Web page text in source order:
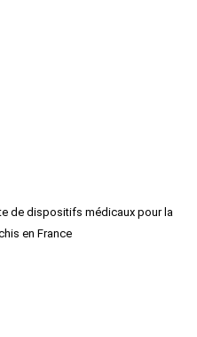
de dispositifs médicaux pour la
en France